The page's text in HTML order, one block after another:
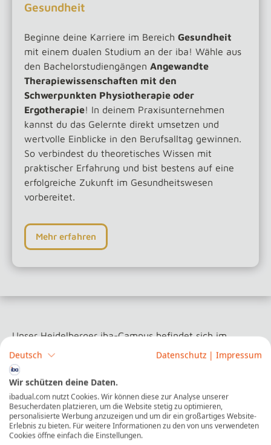
Gesundheit
Beginne deine Karriere im Bereich Gesundheit
mit einem dualen Studium an der iba! Wähle aus
den Bachelorstudiengängen Angewandte
Therapiewissenschaften mit den
Schwerpunkten Physiotherapie oder
Ergotherapie! In deinem Praxisunternehmen
kannst du das Gelernte direkt umsetzen und
wertvolle Einblicke in den Berufsalltag gewinnen.
So verbindest du theoretisches Wissen mit
praktischer Erfahrung und bist bestens auf eine
erfolgreiche Zukunft im Gesundheitswesen
vorbereitet.
Mehr erfahren
Unser Heidelberger iba-Campus befindet sich im
sogenannten „X-Haus“. „X-Haus“ deshalb, da sich die
Pfeiler des Vordachs wie ein „X“ kreuzen und das
Gebäude von oben einem „X“ gleicht. Gelernt wird in
unseren technisch brandneu ausgestatteten
Lehrräumen. Deine Ansprechpersonen an der iba sitzen
direkt vor Ort. In unserer schicken Studylounge kannst
du es dir mit deinen Kommiliton:innen drinnen
Deutsch Datenschutz | Impressum
Wir schützen deine Daten.
ibadual.com nutzt Cookies. Wir können diese zur Analyse unserer
Besucherdaten platzieren, um die Website stetig zu optimieren,
personalisierte Werbung anzuzeigen und um dir ein großartiges Website-
Erlebnis zu bieten. Für weitere Informationen zu den von uns verwendeten
Cookies öffne einfach die Einstellungen.